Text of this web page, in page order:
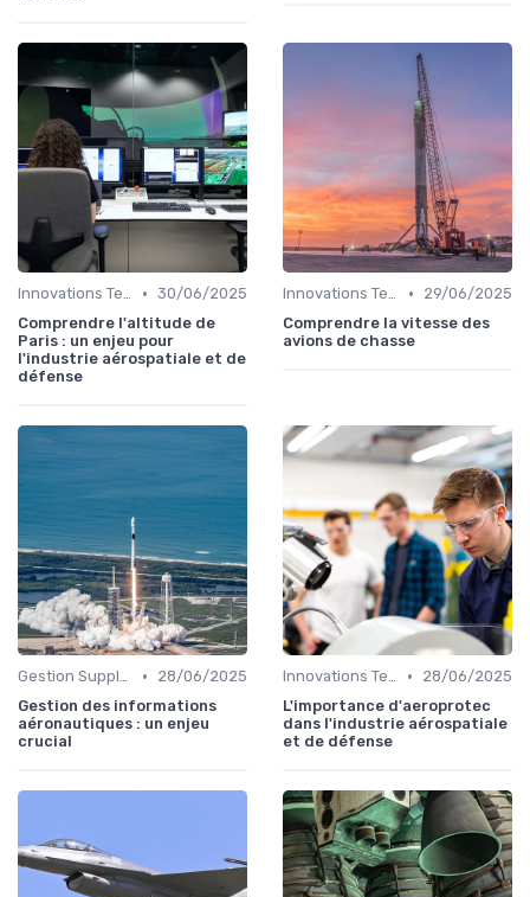
Innovations Technologiques • 30/06/2025
Comprendre l'altitude de
Paris : un enjeu pour
l'industrie aérospatiale et de
défense
Innovations Technologiques •
29/06/2025
Comprendre la vitesse des
avions de chasse
Gestion Supply Chain •
28/06/2025
Gestion des informations
aéronautiques : un enjeu
crucial
Innovations Technologiques •
28/06/2025
L'importance d'aeroprotec
dans l'industrie aérospatiale
et de défense